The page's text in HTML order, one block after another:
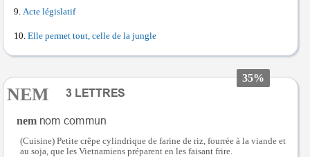
Acte législatif
Elle permet tout, celle de la jungle
35%
NEM
nem
(Cuisine) Petite crêpe cylindrique de farine de riz, fourrée à la viande et
au soja, que les Vietnamiens préparent en les faisant frire.